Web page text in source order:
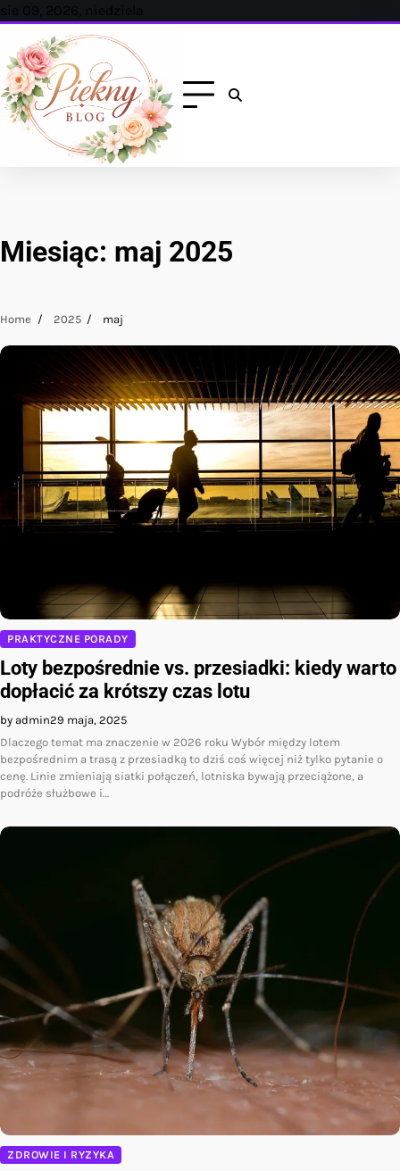
Skip
content
sie 09, 2026, niedziela
Miesiąc: maj 2025
Home 2025 maj
PRAKTYCZNE PORADY
Loty bezpośrednie vs. przesiadki: kiedy warto
dopłacić za krótszy czas lotu
by admin29 maja, 2025
Dlaczego temat ma znaczenie w 2026 roku Wybór między lotem
bezpośrednim a trasą z przesiadką to dziś coś więcej niż tylko pytanie o
cenę. Linie zmieniają siatki połączeń, lotniska bywają przeciążone, a
podróże służbowe i…
ZDROWIE I RYZYKA